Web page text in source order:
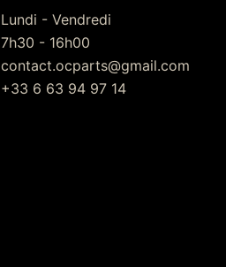
Lundi - Vendredi
7h30 - 16h00
contact.ocparts@gmail.com
+33 6 63 94 97 14